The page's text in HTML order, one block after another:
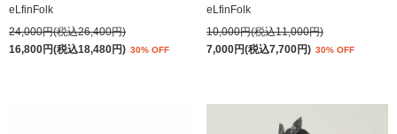
eLfinFolk
24,000円(税込26,400円)
16,800円(税込18,480円) 30% OFF
eLfinFolk
10,000円(税込11,000円)
7,000円(税込7,700円) 30% OFF